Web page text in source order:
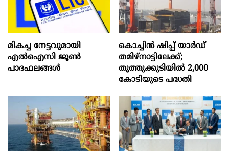
മികച്ച നേട്ടവുമായി
എൽഐസി ജൂൺ
പാദഫലങ്ങൾ
കൊച്ചിന്‍ ഷിപ്പ് യാർഡ്
തമിഴ്നാട്ടിലേക്ക്;
തൂത്തുക്കുടിയിൽ 2,000
കോടിയുടെ പദ്ധതി